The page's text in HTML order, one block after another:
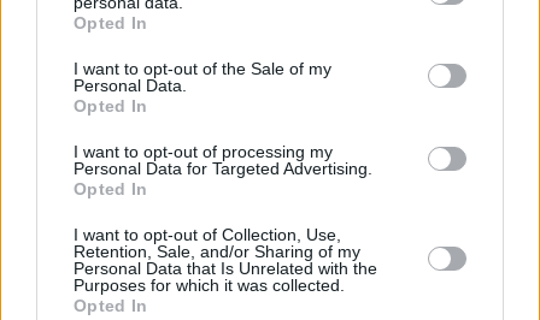
grant or deny consent to Google and its third-party tags to
use your data for below specified purposes in below Google
consent section.
Opted In
I want to opt-out of the Sale of my
Personal Data.
Opted In
I want to opt-out of processing my
Personal Data for Targeted Advertising.
Opted In
I want to opt-out of Collection, Use,
Retention, Sale, and/or Sharing of my
Personal Data that Is Unrelated with the
Purposes for which it was collected.
Opted In